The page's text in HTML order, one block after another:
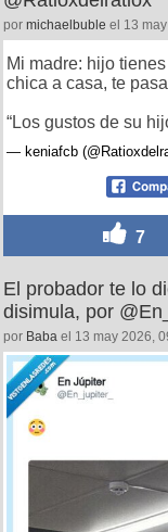
por michaelbuble el 13
Mi madre: hijo
chica a casa, te
“Los gustos de su
— keniafcb
7
El probador te lo
disimula, por
por Baba el 13 may 2026,